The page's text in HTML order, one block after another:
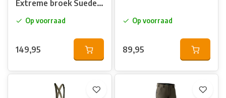
Extreme broek Suede
Op voorraad
149,95
Op voorraad
89,95